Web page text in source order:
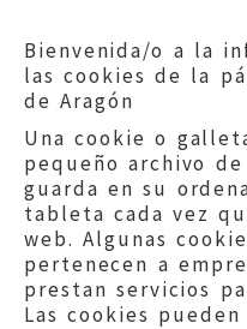
Bienvenida/o a la
las cookies de la
de Aragón
Una cookie o
pequeño archivo
guarda en su
tableta cada vez
web. Algunas
pertenecen a
prestan servicios
Las cookies